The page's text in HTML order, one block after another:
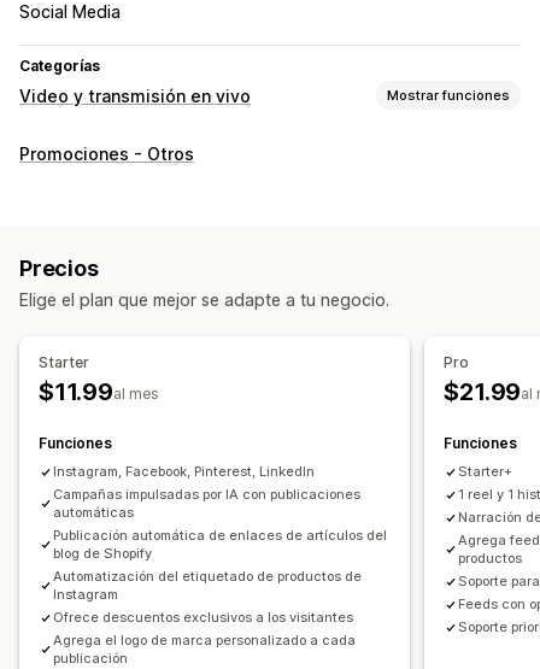
Social Media
Categorías
Video y transmisión en vivo Mostrar funciones
Gestión de videos
Personalización
Reproductor de video
Widget de videos
Promociones - Otros
Precios
Elige el plan que mejor se adapte a tu negocio.
Starter
$11.99al mes
Funciones
Instagram, Facebook, Pinterest, LinkedIn
Campañas impulsadas por IA con publicaciones
automáticas
Publicación automática de enlaces de artículos del
blog de Shopify
Automatización del etiquetado de productos de
Instagram
Ofrece descuentos exclusivos a los visitantes
Agrega el logo de marca personalizado a cada
publicación
Pro
$21.99al
Funciones
Starter+
1 reel y 1
Narración
Agrega
productos
Soporte
Feeds con
Soporte